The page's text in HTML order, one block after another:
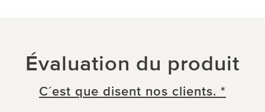
Évaluation du produit
C´est que disent nos clients. *